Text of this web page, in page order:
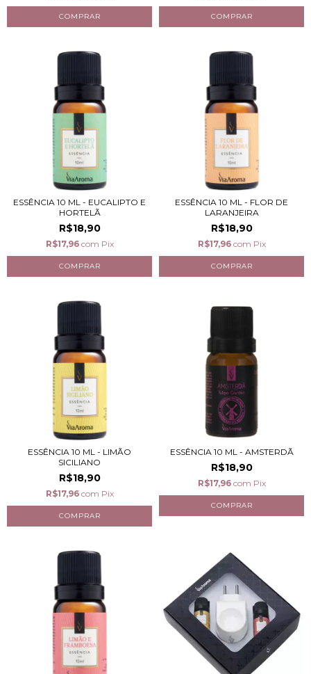
ESSÊNCIA 10 ML - EUCALIPTO E
HORTELÃ
R$18,90
R$17,96 com Pix
ESSÊNCIA 10 ML - FLOR DE
LARANJEIRA
R$18,90
R$17,96 com Pix
ESSÊNCIA 10 ML - LIMÃO
SICILIANO
R$18,90
R$17,96 com Pix
ESSÊNCIA 10 ML - AMSTERDÃ
R$18,90
R$17,96 com Pix